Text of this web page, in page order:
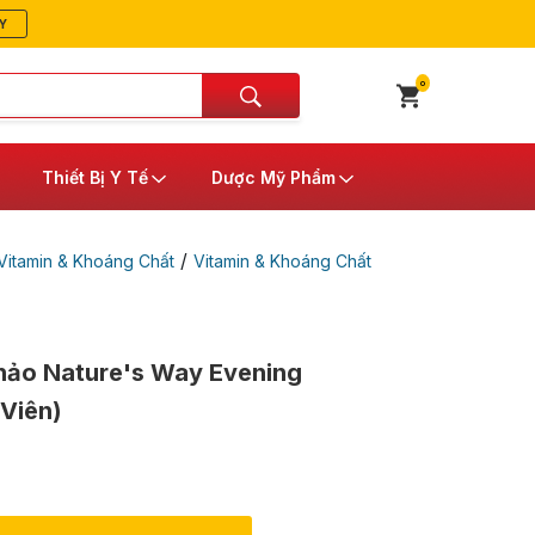
0
Thiết Bị Y Tế Dược Mỹ Phẩm
& Khoáng Chất/ Vitamin & Khoáng Chất
Nature's Way Evening